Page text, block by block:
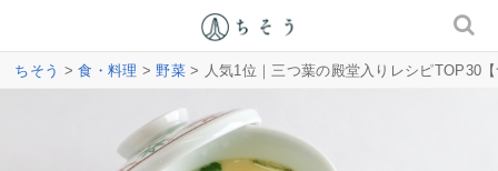
ちそう >食・料理 >野菜> 人気1位｜三つ葉の殿堂入りレシピTOP30